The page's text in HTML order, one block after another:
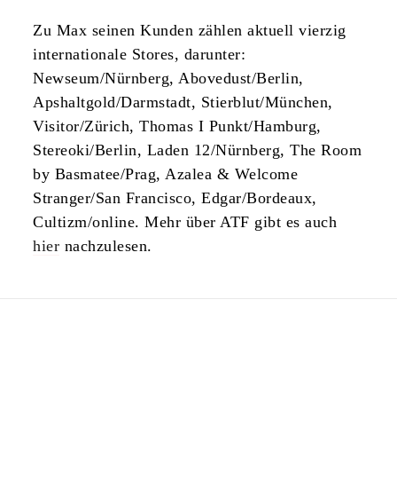
Zu Max seinen Kunden zählen aktuell vierzig
internationale Stores, darunter:
Newseum/Nürnberg, Abovedust/Berlin,
Apshaltgold/Darmstadt, Stierblut/München,
Visitor/Zürich, Thomas I Punkt/Hamburg,
Stereoki/Berlin, Laden 12/Nürnberg, The Room
by Basmatee/Prag, Azalea & Welcome
Stranger/San Francisco, Edgar/Bordeaux,
Cultizm/online. Mehr über ATF gibt es auch
hier nachzulesen.